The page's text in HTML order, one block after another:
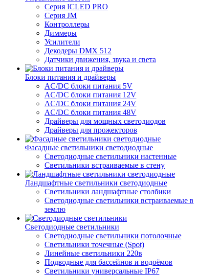
Серия ICLED PRO
Серия JM
Контроллеры
Диммеры
Усилители
Декодеры DMX 512
Датчики движения, звука и света
Блоки питания и драйверы
AC/DC блоки питания 5V
AC/DC блоки питания 12V
AC/DC блоки питания 24V
AC/DC блоки питания 48V
Драйверы для мощных светодиодов
Драйверы для прожекторов
Фасадные светильники светодиодные
Светодиодные светильники настенные
Светильники встраиваемые в стену
Ландшафтные светильники светодиодные
Светильники ландшафтные столбики
Светодиодные светильники встраиваемые в
землю
Светодиодные светильники
Светодиодные светильники потолочные
Светильники точечные (Spot)
Линейные светильники 220в
Подводные для бассейнов и водоёмов
Светильники универсальные IP67